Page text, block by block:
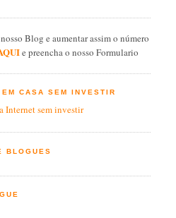
Blog e aumentar assim o número
e preencha o nosso Formulario
CASA SEM INVESTIR
Internet sem investir
BLOGUES